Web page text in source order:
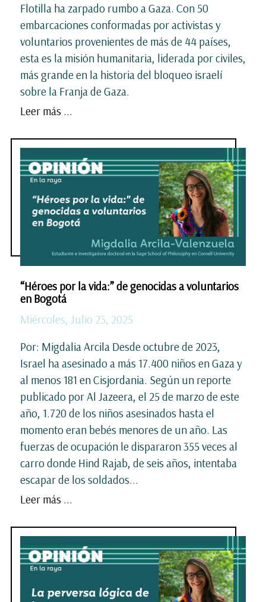
Flotilla ha zarpado rumbo a Gaza. Con 50
embarcaciones conformadas por activistas y
voluntarios provenientes de más de 44 países,
esta es la misión humanitaria, liderada por civiles,
más grande en la historia del bloqueo israelí
sobre la Franja de Gaza.
Leer más ...
“Héroes por la vida:” de genocidas a voluntarios
en Bogotá
Miércoles, Julio 23, 2025
Por: Migdalia Arcila Desde octubre de 2023,
Israel ha asesinado a más 17.400 niños en Gaza y
al menos 181 en Cisjordania. Según un reporte
publicado por Al Jazeera, el 25 de marzo de este
año, 1.720 de los niños asesinados hasta el
momento eran bebés menores de un año. Las
fuerzas de ocupación le dispararon 355 veces al
carro donde Hind Rajab, de seis años, intentaba
escapar de los soldados...
Leer más ...